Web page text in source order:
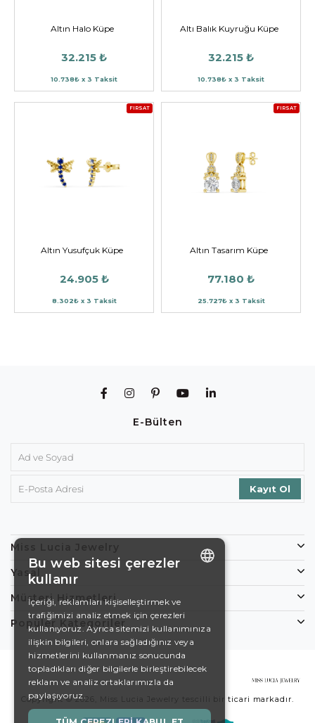
Altın Halo Küpe
32.215 ₺
10.738₺ x 3 Taksit
Altı Balık Kuyruğu Küpe
32.215 ₺
10.738₺ x 3 Taksit
FIRSAT
Altın Yusufçuk Küpe
24.905 ₺
8.302₺ x 3 Taksit
FIRSAT
Altın Tasarım Küpe
77.180 ₺
25.727₺ x 3 Taksit
E-Bülten
Miss Lucia Jewelry
Yasal
Müşteri Hizmetleri
Popüler Kategoriler
Copyright © 2026, Miss Lucia Jewelry tescilli bir ticari markadır.
DE
EN
SWEDISH
TURKISH
Bu web sitesi çerezler
kullanır
İçeriği, reklamları kişiselleştirmek ve
trafiğimizi analiz etmek için çerezleri
kullanıyoruz. Ayrıca sitemizi kullanımınıza
ilişkin bilgileri, onlara sağladığınız veya
hizmetlerini kullanmanız sonucunda
topladıkları diğer bilgilerle birleştirebilecek
reklam ve analiz ortaklarımızla da
paylaşıyoruz.